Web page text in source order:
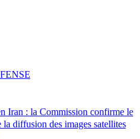
Iran : la Commission confirme le
la diffusion des images satellites